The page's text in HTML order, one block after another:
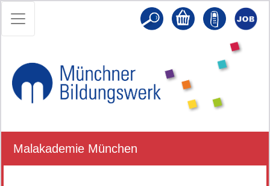
Malakademie München